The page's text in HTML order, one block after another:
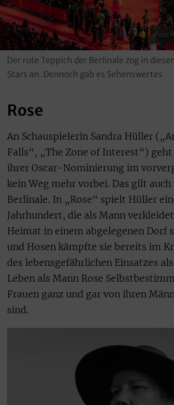
Foto:
Der rote Teppich der Berlinale zog in
Stars an. Dennoch gab es Sehenswertes
Rose
An Schauspielerin Sandra Hüller
Falls“, „The Zone of Interest“)
ihrer Oscar-Nominierung im
kein Weg mehr vorbei. Das gilt auch
Berlinale. In „Rose“ spielt Hüller
Jahrhundert, die als Mann
Heimat in einem abgelegenen Dorf
und Hosen kämpfte sie bereits im
des lebensgefährlichen Einsatzes
Leben als Mann Rose
Frauen ganz und gar von ihren
sind.